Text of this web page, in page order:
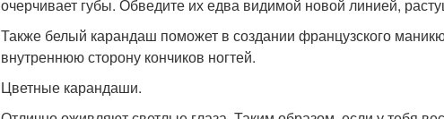
очерчивает губы. Обведите их едва видимой новой линией,
Также белый карандаш поможет в создании французского
внутреннюю сторону кончиков ногтей.
Цветные карандаши.